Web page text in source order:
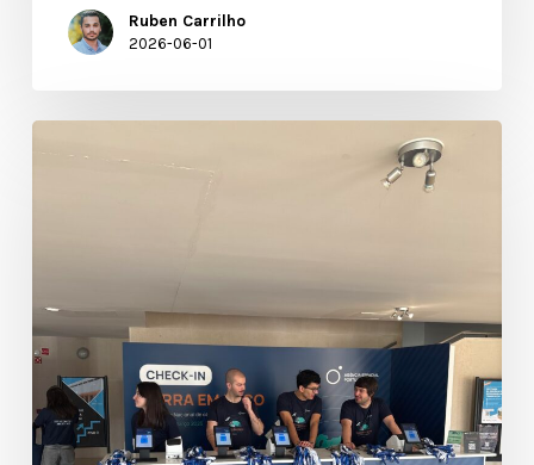
Ruben Carrilho
2026-06-01
Eventos:
Por
qué
las